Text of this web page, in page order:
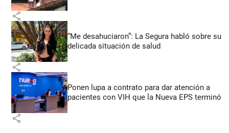
share
“Me desahuciaron”: La Segura habló sobre su
delicada situación de salud
share
Ponen lupa a contrato para dar atención a
pacientes con VIH que la Nueva EPS terminó
share